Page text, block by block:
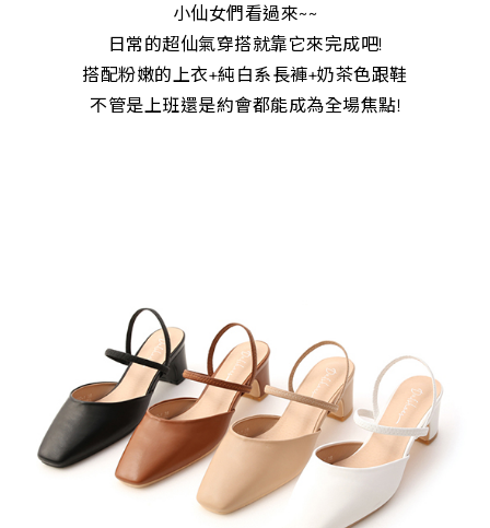
小仙女們看過來~~
日常的超仙氣穿搭就靠它來完成吧!
搭配粉嫩的上衣+純白系長褲+奶茶色跟鞋
不管是上班還是約會都能成為全場焦點!